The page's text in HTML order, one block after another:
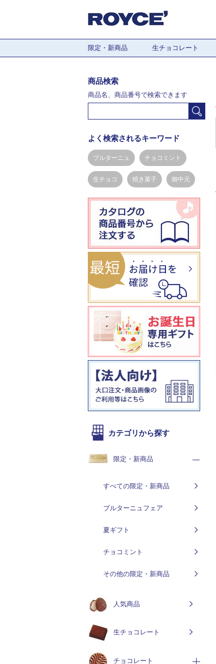
限定・新商品 生チョコレート
商品検索
商品名、商品番号で検索できます
よく検索されるキーワード
ブルターニュ チョコミント
生チョコ 焼き菓子 御中元
カテゴリから探す
限定・新商品
すべての限定・新商品
ブルターニュフェア
夏ギフト
チョコミント
その他の限定・新商品
人気商品
生チョコレート
チョコレート